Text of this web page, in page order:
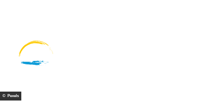
b
n
t
r
e
t
u
b
© Pexels